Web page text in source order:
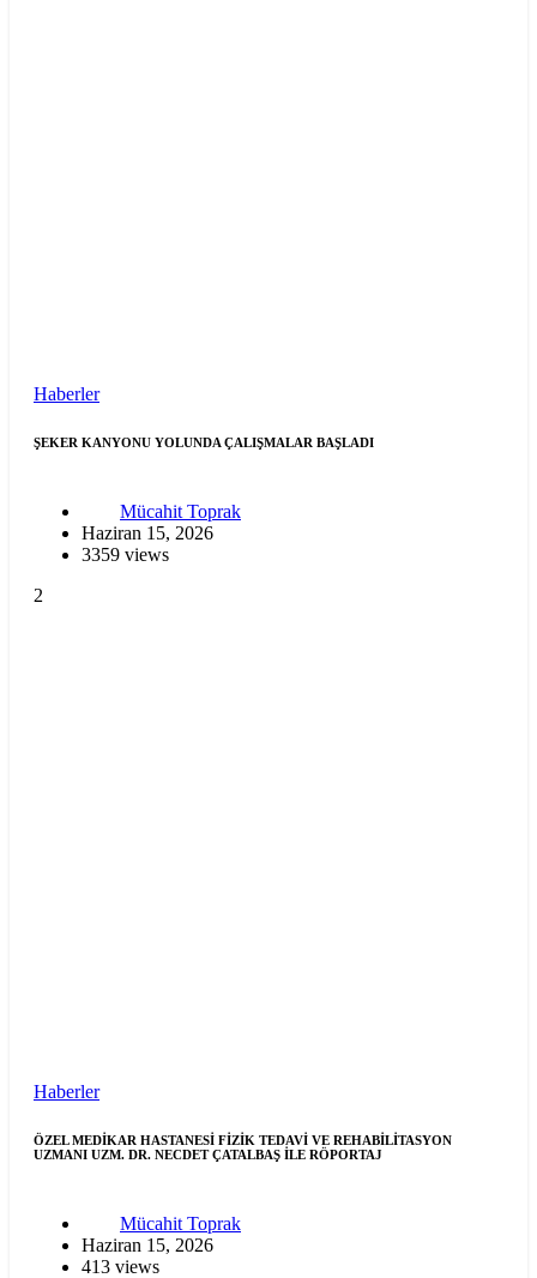
Haberler
ŞEKER KANYONU YOLUNDA ÇALIŞMALAR BAŞLADI
Mücahit Toprak
Haziran 15, 2026
3359 views
2
Haberler
ÖZEL MEDİKAR HASTANESİ FİZİK TEDAVİ VE REHABİLİTASYON
UZMANI UZM. DR. NECDET ÇATALBAŞ İLE RÖPORTAJ
Mücahit Toprak
Haziran 15, 2026
413 views